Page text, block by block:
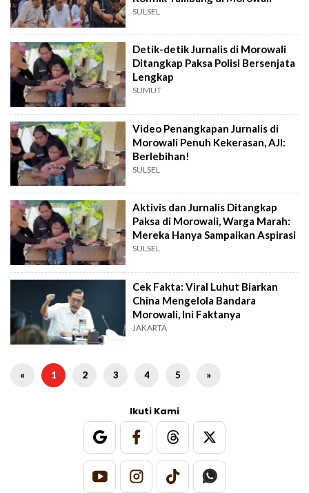
SULSEL
Detik-detik Jurnalis di Morowali
Ditangkap Paksa Polisi Bersenjata
Lengkap
SUMUT
Video Penangkapan Jurnalis di
Morowali Penuh Kekerasan, AJI:
Berlebihan!
SULSEL
Aktivis dan Jurnalis Ditangkap
Paksa di Morowali, Warga Marah:
Mereka Hanya Sampaikan Aspirasi
SULSEL
Cek Fakta: Viral Luhut Biarkan
China Mengelola Bandara
Morowali, Ini Faktanya
JAKARTA
« 1 2 3 4 5 »
Ikuti Kami